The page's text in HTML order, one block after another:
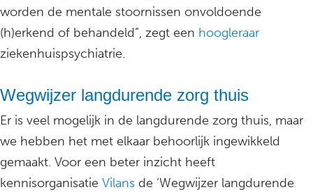
worden de mentale stoornissen onvoldoende
(h)erkend of behandeld”, zegt een hoogleraar
ziekenhuispsychiatrie.
Wegwijzer langdurende zorg thuis
Er is veel mogelijk in de langdurende zorg thuis, maar
we hebben het met elkaar behoorlijk ingewikkeld
gemaakt. Voor een beter inzicht heeft
kennisorganisatie Vilans de ‘Wegwijzer langdurende